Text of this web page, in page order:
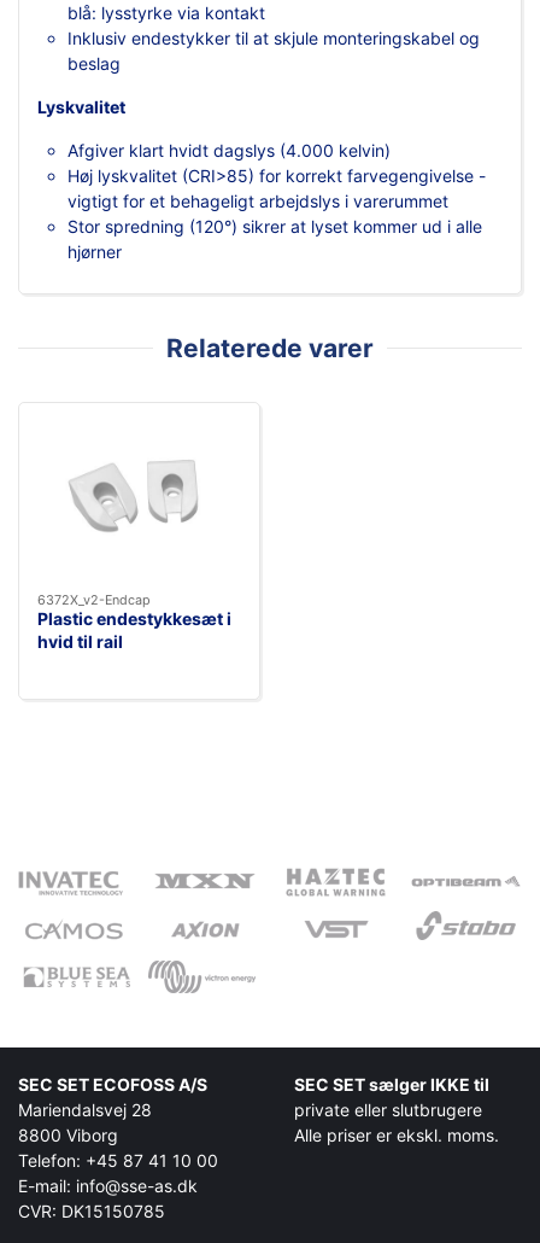
blå: lysstyrke via kontakt
Inklusiv endestykker til at skjule monteringskabel og
beslag
Lyskvalitet
Afgiver klart hvidt dagslys (4.000 kelvin)
Høj lyskvalitet (CRI>85) for korrekt farvegengivelse -
vigtigt for et behageligt arbejdslys i varerummet
Stor spredning (120°) sikrer at lyset kommer ud i alle
hjørner
Relaterede varer
6372X_v2-Endcap
Plastic endestykkesæt i
hvid til rail
SEC SET ECOFOSS A/S
Mariendalsvej 28
8800 Viborg
Telefon: +45 87 41 10 00
E-mail: info@sse-as.dk
CVR: DK15150785
SEC SET sælger IKKE til
private eller slutbrugere
Alle priser er ekskl. moms.